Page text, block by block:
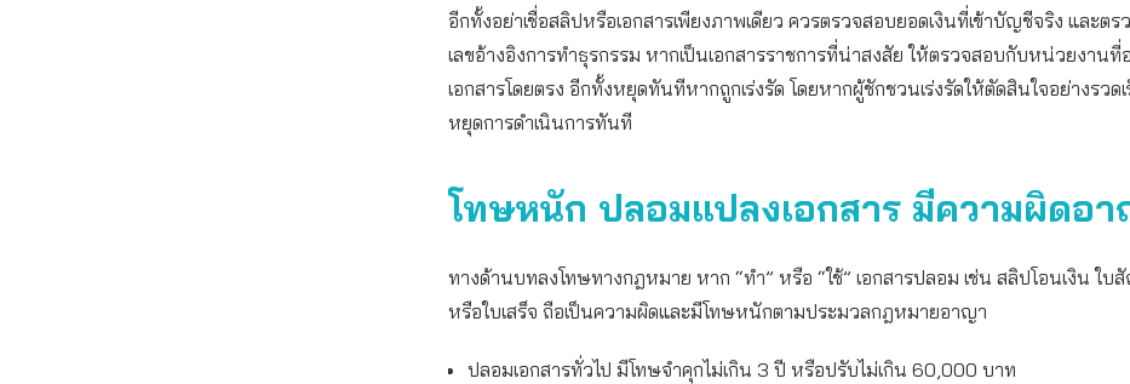
อีกทั้งอย่าเชื่อสลิปหรือเอกสารเพียงภาพเดียว ควรตรวจสอบยอดเงินที่เข้าบัญชีจริง และตร
เลขอ้างอิงการทำธุรกรรม หากเป็นเอกสารราชการที่น่าสงสัย ให้ตรวจสอบกับหน่วยงานที่
เอกสารโดยตรง อีกทั้งหยุดทันทีหากถูกเร่งรัด โดยหากผู้ชักชวนเร่งรัดให้ตัดสินใจอย่างรวดเ
หยุดการดำเนินการทันที
โทษหนัก ปลอมแปลงเอกสาร มีความผิดอ
ทางด้านบทลงโทษทางกฎหมาย หาก “ทำ” หรือ “ใช้” เอกสารปลอม เช่น สลิปโอนเงิน ใบ
หรือใบเสร็จ ถือเป็นความผิดและมีโทษหนักตามประมวลกฎหมายอาญา
ปลอมเอกสารทั่วไป มีโทษจำคุกไม่เกิน 3 ปี หรือปรับไม่เกิน 60,000 บาท